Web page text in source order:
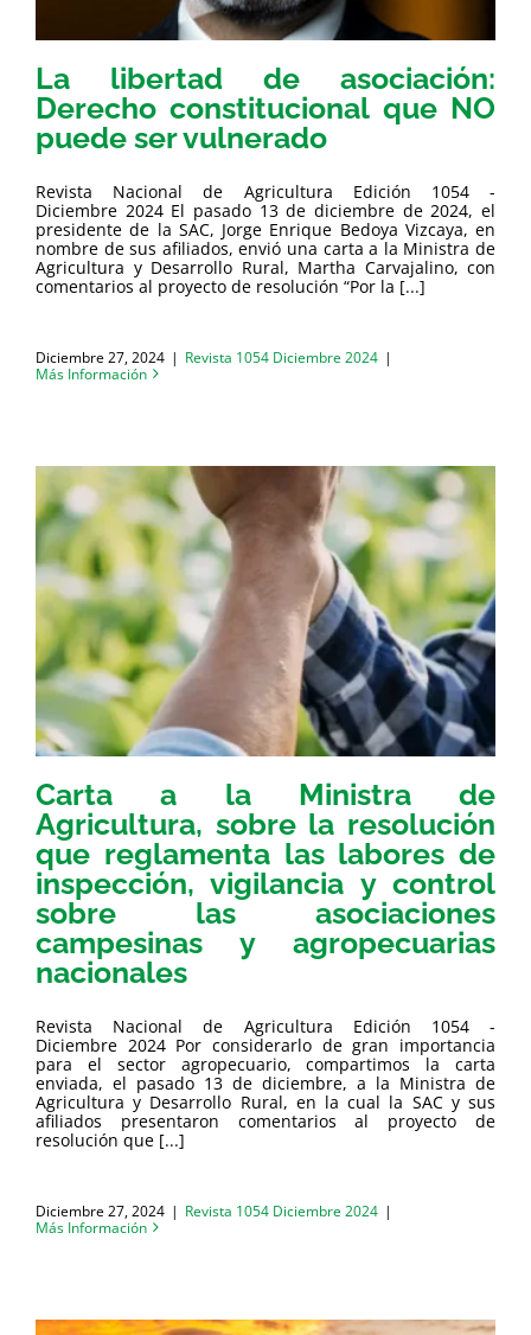
La libertad de asociación:
Derecho constitucional que NO
puede ser vulnerado
Revista Nacional de Agricultura Edición 1054 -
Diciembre 2024 El pasado 13 de diciembre de 2024, el
presidente de la SAC, Jorge Enrique Bedoya Vizcaya, en
nombre de sus afiliados, envió una carta a la Ministra de
Agricultura y Desarrollo Rural, Martha Carvajalino, con
comentarios al proyecto de resolución “Por la [...]
Diciembre 27, 2024 | Revista 1054 Diciembre 2024 |
Más Información
Carta a la Ministra de
Agricultura, sobre la resolución
que reglamenta las labores de
inspección, vigilancia y control
sobre las asociaciones
campesinas y agropecuarias
nacionales
Revista Nacional de Agricultura Edición 1054 -
Diciembre 2024 Por considerarlo de gran importancia
para el sector agropecuario, compartimos la carta
enviada, el pasado 13 de diciembre, a la Ministra de
Agricultura y Desarrollo Rural, en la cual la SAC y sus
afiliados presentaron comentarios al proyecto de
resolución que [...]
Diciembre 27, 2024 | Revista 1054 Diciembre 2024 |
Más Información